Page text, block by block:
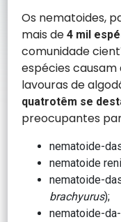
Os nematoides,
mais de4 mil
comunidade
espécies causam
lavouras de
quatrotêm se
preocupantes
nematoide-
nematoide
nematoide-
brachyurus);
nematoide-